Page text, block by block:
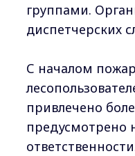
группами.
диспетчерских
С началом
привлечено
предусмотрено